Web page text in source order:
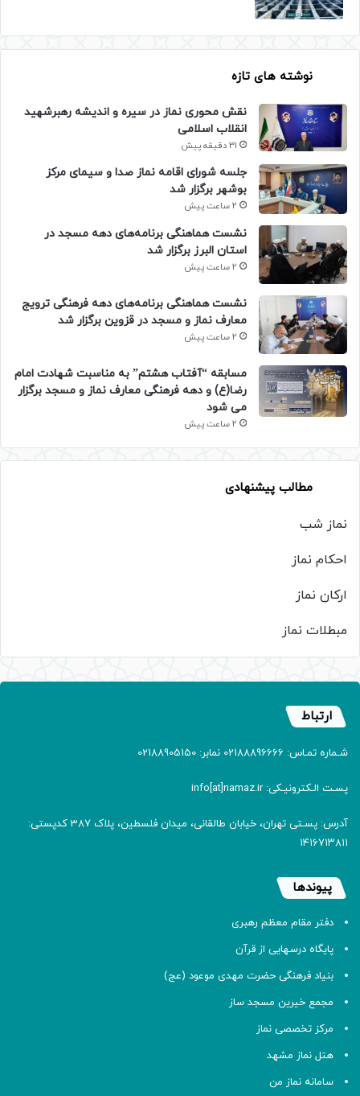
نوشته های تازه
نقش محوری نماز در سیره و اندیشه رهبرشهید
انقلاب اسلامی
31 دقیقه پیش
جلسه شورای اقامه نماز صدا و سیمای مرکز
بوشهر برگزار شد
2 ساعت پیش
نشست هماهنگی برنامه‌های دهه مسجد در
استان البرز برگزار شد
2 ساعت پیش
نشست هماهنگی برنامه‌های دهه فرهنگی ترویج
معارف نماز و مسجد در قزوین برگزار شد
2 ساعت پیش
مسابقه “آفتاب هشتم” به مناسبت شهادت امام
رضا(ع) و دهه فرهنگی معارف نماز و مسجد برگزار
می شود
2 ساعت پیش
مطالب پیشنهادی
نماز شب
احکام نماز
ارکان نماز
مبطلات نماز
ارتباط
شـماره تمـاس: 02188896666 نمابر: 02188905150
پسـت الـکترونیـکی: info[at]namaz.ir
آدرس: پسـتی تهران، خیابان طالقانی، میدان فلسطین، پلاک 387 کدپستی:
۱۴۱۶۷۱۳۸۱۱
پیوندها
دفتر مقام معظم رهبری
پایگاه درسهایی از قرآن
بنیاد فرهنگی حضرت مهدی موعود (عج)
مجمع خیرین مسجد ساز
مرکز تخصصی نماز
هتل نماز مشهد
سامانه نماز من